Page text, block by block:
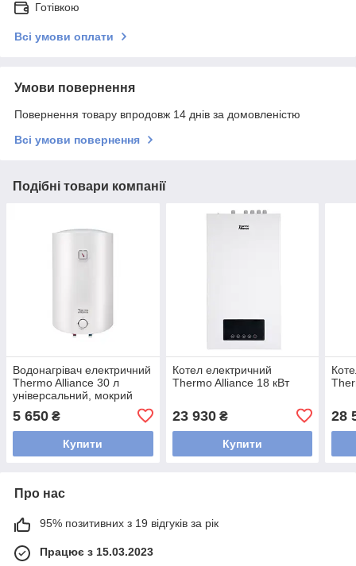
Готівкою
Всі умови оплати
Умови повернення
Повернення товару впродовж 14 днів за домовленістю
Всі умови повернення
Подібні товари компанії
Водонагрівач електричний
Thermo Alliance 30 л
універсальний, мокрий
ТЕН 1,5 кВт D30VH15Q1
5 650 ₴
Купити
Котел електричний
Thermo Alliance 18 кВт
23 930₴
Купити
28
Про нас
95% позитивних з 19 відгуків за рік
Працює з 15.03.2023